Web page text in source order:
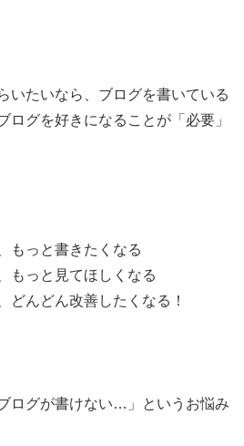
いたいなら、ブログを書いている
ログを好きになることが「必要」
もっと書きたくなる
もっと見てほしくなる
どんどん改善したくなる！
ログが書けない…」というお悩み